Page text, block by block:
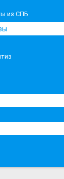
из СПБ